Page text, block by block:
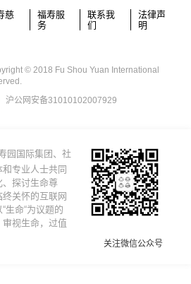
慈
福寿服
务
联系我
们
法律声
明
© 2018 Fu Shou Yuan International
沪公网安备31010102007929
园国际集团、社
专业人士共同
、探讨生命尊
关怀的互联网
生命“为议题的
视生命，过值
关注微信公众号